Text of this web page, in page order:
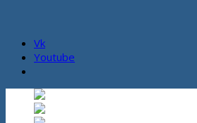
Vk
Youtube